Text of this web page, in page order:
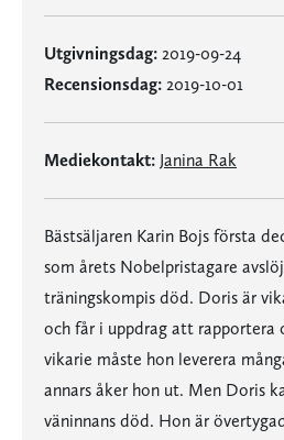
Utgivningsdag: 2019-09-24
Recensionsdag: 2019-10-01
Mediekontakt: Janina Rak
Bästsäljaren Karin Bojs första
som årets Nobelpristagare
träningskompis död. Doris är
och får i uppdrag att rapportera
vikarie måste hon leverera
annars åker hon ut. Men Doris
väninnans död. Hon är